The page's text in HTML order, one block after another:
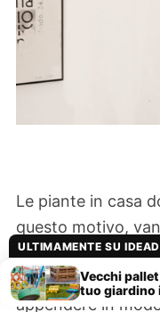
Le piante in casa
questo motivo,
le vere e proprie
È bene cercare
appendere in
ULTIMAMENTE SU
Vecchi
tuo giardino